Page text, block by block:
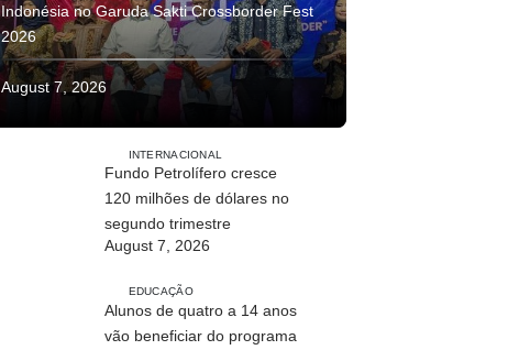
Indonésia no Garuda Sakti Crossborder Fest
2026
August 7, 2026
INTERNACIONAL
Fundo Petrolífero cresce
120 milhões de dólares no
segundo trimestre
August 7, 2026
EDUCAÇÃO
Alunos de quatro a 14 anos
vão beneficiar do programa